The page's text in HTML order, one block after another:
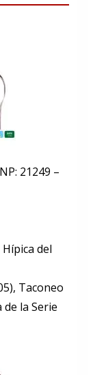
21249 –
del
Taconeo
la Serie